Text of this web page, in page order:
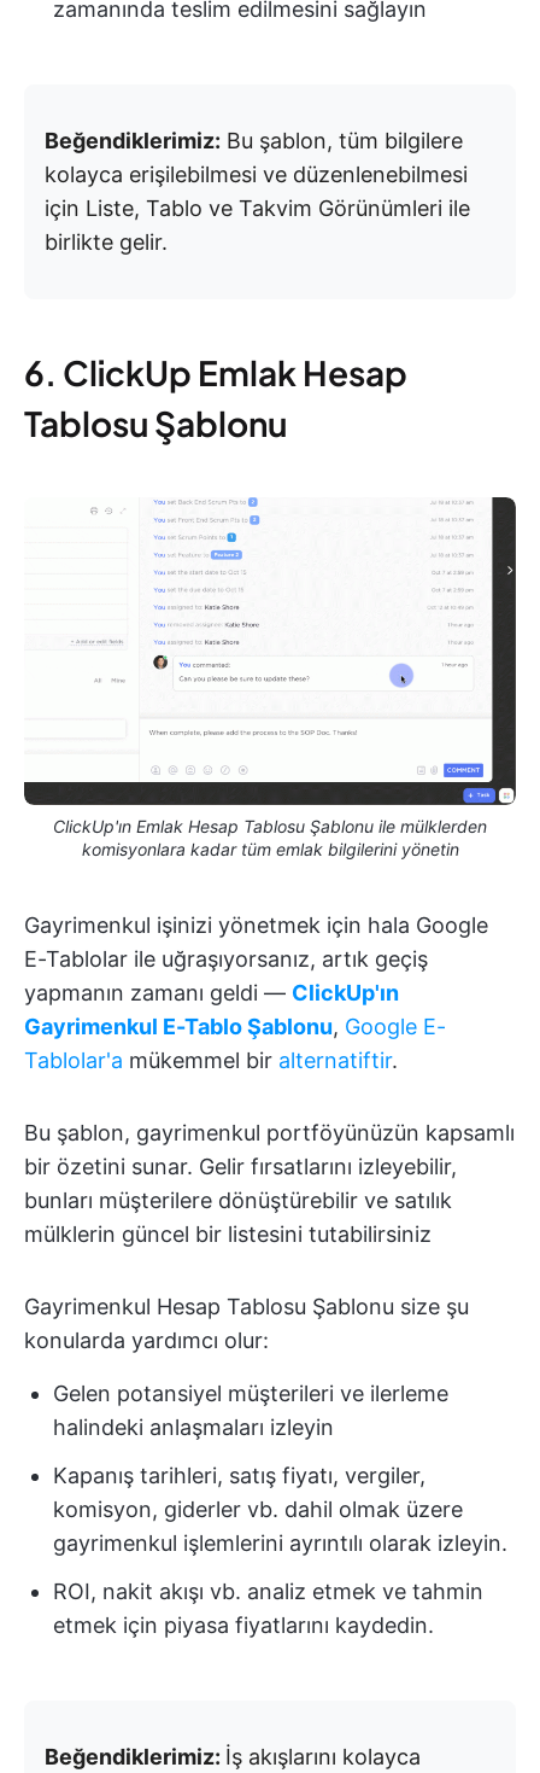
zamanında teslim edilmesini sağlayın
Beğendiklerimiz: Bu şablon, tüm bilgilere
kolayca erişilebilmesi ve düzenlenebilmesi
için Liste, Tablo ve Takvim Görünümleri ile
birlikte gelir.
6. ClickUp Emlak Hesap
Tablosu Şablonu
ClickUp'ın Emlak Hesap Tablosu Şablonu ile mülklerden
komisyonlara kadar tüm emlak bilgilerini yönetin
Gayrimenkul işinizi yönetmek için hala Google
E-Tablolar ile uğraşıyorsanız, artık geçiş
yapmanın zamanı geldi — ClickUp'ın
Gayrimenkul E-Tablo Şablonu, Google E-
Tablolar'a mükemmel bir alternatiftir.
Bu şablon, gayrimenkul portföyünüzün kapsamlı
bir özetini sunar. Gelir fırsatlarını izleyebilir,
bunları müşterilere dönüştürebilir ve satılık
mülklerin güncel bir listesini tutabilirsiniz
Gayrimenkul Hesap Tablosu Şablonu size şu
konularda yardımcı olur:
Gelen potansiyel müşterileri ve ilerleme
halindeki anlaşmaları izleyin
Kapanış tarihleri, satış fiyatı, vergiler,
komisyon, giderler vb. dahil olmak üzere
gayrimenkul işlemlerini ayrıntılı olarak izleyin.
ROI, nakit akışı vb. analiz etmek ve tahmin
etmek için piyasa fiyatlarını kaydedin.
Beğendiklerimiz: İş akışlarını kolayca